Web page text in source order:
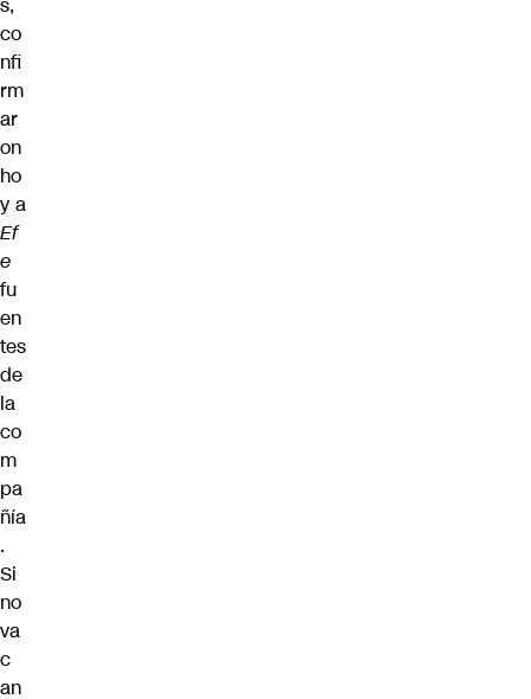
co
nfi
rm
ar
on
ho
y a
Ef
e
fu
en
tes
de
la
co
m
pa
ñía
.
Si
no
va
c
an